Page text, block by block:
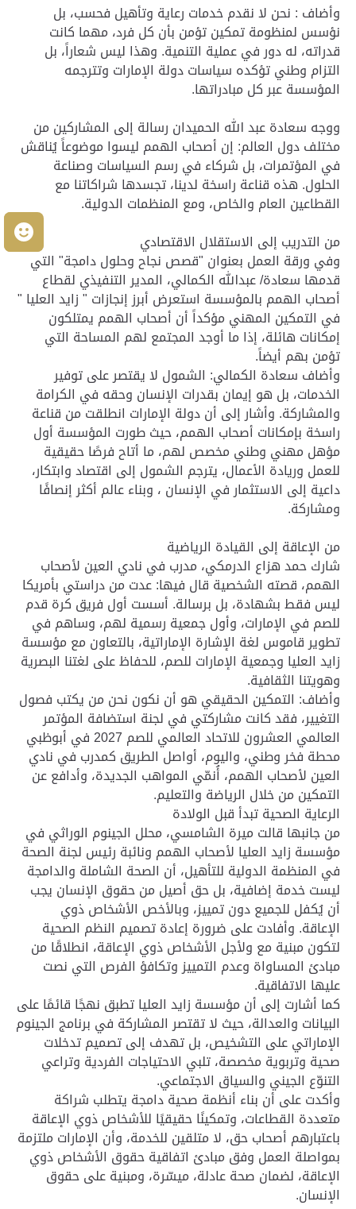
وأضاف : نحن لا نقدم خدمات رعاية وتأهيل فحسب، بل
نؤسس لمنظومة تمكين تؤمن بأن كل فرد، مهما كانت
قدراته، له دور في عملية التنمية. وهذا ليس شعاراً، بل
التزام وطني تؤكده سياسات دولة الإمارات وتترجمه
المؤسسة عبر كل مبادراتها.
ووجه سعادة عبد الله الحميدان رسالة إلى المشاركين من
مختلف دول العالم: إن أصحاب الهمم ليسوا موضوعاً يُناقش
في المؤتمرات، بل شركاء في رسم السياسات وصناعة
الحلول. هذه قناعة راسخة لدينا، تجسدها شراكاتنا مع
القطاعين العام والخاص، ومع المنظمات الدولية.
من التدريب إلى الاستقلال الاقتصادي
وفي ورقة العمل بعنوان "قصص نجاح وحلول دامجة" التي
قدمها سعادة/ عبدالله الكمالي، المدير التنفيذي لقطاع
أصحاب الهمم بالمؤسسة استعرض أبرز إنجازات " زايد العليا "
في التمكين المهني مؤكداً أن أصحاب الهمم يمتلكون
إمكانات هائلة، إذا ما أوجد المجتمع لهم المساحة التي
تؤمن بهم أيضاً.
وأضاف سعادة الكمالي: الشمول لا يقتصر على توفير
الخدمات، بل هو إيمان بقدرات الإنسان وحقه في الكرامة
والمشاركة. وأشار إلى أن دولة الإمارات انطلقت من قناعة
راسخة بإمكانات أصحاب الهمم، حيث طورت المؤسسة أول
مؤهل مهني وطني مخصص لهم، ما أتاح فرصًا حقيقية
للعمل وريادة الأعمال، يترجم الشمول إلى اقتصاد وابتكار،
داعية إلى الاستثمار في الإنسان ، وبناء عالم أكثر إنصافًا
ومشاركة.
من الإعاقة إلى القيادة الرياضية
شارك حمد هزاع الدرمكي، مدرب في نادي العين لأصحاب
الهمم، قصته الشخصية قال فيها: عدت من دراستي بأمريكا
ليس فقط بشهادة، بل برسالة. أسست أول فريق كرة قدم
للصم في الإمارات، وأول جمعية رسمية لهم، وساهم في
تطوير قاموس لغة الإشارة الإماراتية، بالتعاون مع مؤسسة
زايد العليا وجمعية الإمارات للصم، للحفاظ على لغتنا البصرية
وهويتنا الثقافية.
وأضاف: التمكين الحقيقي هو أن نكون نحن من يكتب فصول
التغيير، فقد كانت مشاركتي في لجنة استضافة المؤتمر
العالمي العشرون للاتحاد العالمي للصم 2027 في أبوظبي
محطة فخر وطني، واليوم، أواصل الطريق كمدرب في نادي
العين لأصحاب الهمم، أُنمّي المواهب الجديدة، وأدافع عن
التمكين من خلال الرياضة والتعليم.
الرعاية الصحية تبدأ قبل الولادة
من جانبها قالت ميرة الشامسي، محلل الجينوم الوراثي في
مؤسسة زايد العليا لأصحاب الهمم ونائبة رئيس لجنة الصحة
في المنظمة الدولية للتأهيل، أن الصحة الشاملة والدامجة
ليست خدمة إضافية، بل حق أصيل من حقوق الإنسان يجب
أن يُكفل للجميع دون تمييز، وبالأخص الأشخاص ذوي
الإعاقة. وأفادت على ضرورة إعادة تصميم النظم الصحية
لتكون مبنية مع ولأجل الأشخاص ذوي الإعاقة، انطلاقًا من
مبادئ المساواة وعدم التمييز وتكافؤ الفرص التي نصت
عليها الاتفاقية.
كما أشارت إلى أن مؤسسة زايد العليا تطبق نهجًا قائمًا على
البيانات والعدالة، حيث لا تقتصر المشاركة في برنامج الجينوم
الإماراتي على التشخيص، بل تهدف إلى تصميم تدخلات
صحية وتربوية مخصصة، تلبي الاحتياجات الفردية وتراعي
التنوّع الجيني والسياق الاجتماعي.
وأكدت على أن بناء أنظمة صحية دامجة يتطلب شراكة
متعددة القطاعات، وتمكينًا حقيقيًا للأشخاص ذوي الإعاقة
باعتبارهم أصحاب حق، لا متلقين للخدمة، وأن الإمارات ملتزمة
بمواصلة العمل وفق مبادئ اتفاقية حقوق الأشخاص ذوي
الإعاقة، لضمان صحة عادلة، ميسّرة، ومبنية على حقوق
الإنسان.